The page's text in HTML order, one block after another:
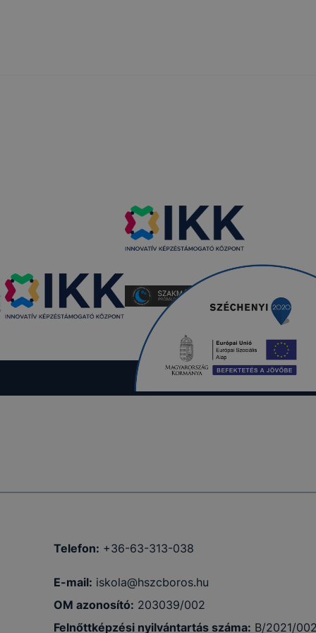
Telefon: +36-63-313-038
E-mail: iskola@hszcboros.hu
OM azonosító: 203039/002
Felnőttképzési nyilvántartás száma: B/2021/